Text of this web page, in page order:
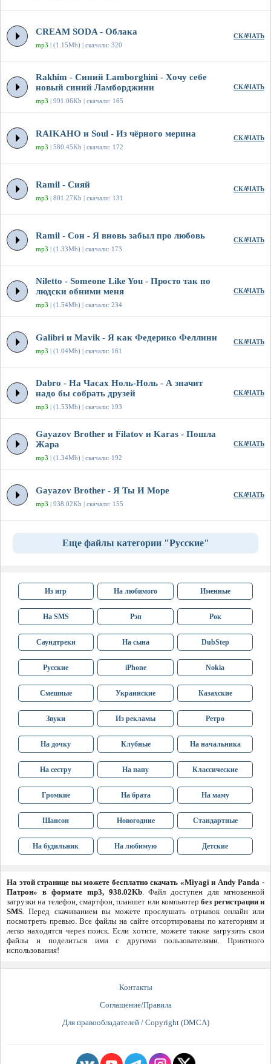
CREAM SODA - Облака
mp3 | (1.15Mb) | скачали: 320
СКАЧАТЬ
Rakhim - Синий Lamborghini - Хочу себе
новый синий Ламборджини
mp3 | 991.06Kb | скачали: 165
СКАЧАТЬ
RAIKAHO и Soul - Из чёрного мерина
mp3 | 580.45Kb | скачали: 172
СКАЧАТЬ
Ramil - Сияй
mp3 | 801.27Kb | скачали: 131
СКАЧАТЬ
Ramil - Сон - Я вновь забыл про любовь
mp3 | (1.33Mb) | скачали: 173
СКАЧАТЬ
Niletto - Someone Like You - Просто так по
людски обними меня
mp3 | (1.54Mb) | скачали: 234
СКАЧАТЬ
Galibri и Mavik - Я как Федерико Феллини
mp3 | (1.04Mb) | скачали: 161
СКАЧАТЬ
Dabro - На Часах Ноль-Ноль - А значит
надо бы собрать друзей
mp3 | (1.53Mb) | скачали: 193
СКАЧАТЬ
Gayazov Brother и Filatov и Karas - Пошла
Жара
mp3 | (1.34Mb) | скачали: 192
СКАЧАТЬ
Gayazov Brother - Я Ты И Море
mp3 | 938.02Kb | скачали: 155
СКАЧАТЬ
Еще файлы категории "Русские"
Из игр На любимого Именные
На SMS Рэп Рок
Саундтреки На сына DubStep
Русские iPhone Nokia
Смешные Украинские Казахские
Звуки Из рекламы Ретро
На дочку Клубные На начальника
На сестру На папу Классические
Громкие На брата На маму
Шансон Новогодние Стандартные
На будильник На любимую Детские
На этой странице вы можете бесплатно скачать «Miyagi и Andy Panda -
Патрон» в формате mp3, 938.02Kb. Файл доступен для мгновенной
загрузки на телефон, смартфон, планшет или компьютербез регистрации и
SMS. Перед скачиванием вы можете прослушать отрывок онлайн или
посмотреть превью. Все файлы на сайте отсортированы по категориям и
легко находятся через поиск. Если хотите, можете также загрузить свои
файлы и поделиться ими с другими пользователями. Приятного
использования!
Контакты
Соглашение/Правила
Для правообладателей / Copyright (DMCA)